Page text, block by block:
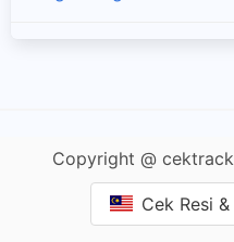
Air Puteh
Copyright @
Cek Resi